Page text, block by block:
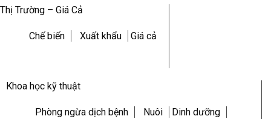
Thị Trường – Giá Cả
Chế biến Xuất khẩu Giá cả
Khoa học kỹ thuật
Phòng ngừa dịch bệnh Nuôi Dinh dưỡng